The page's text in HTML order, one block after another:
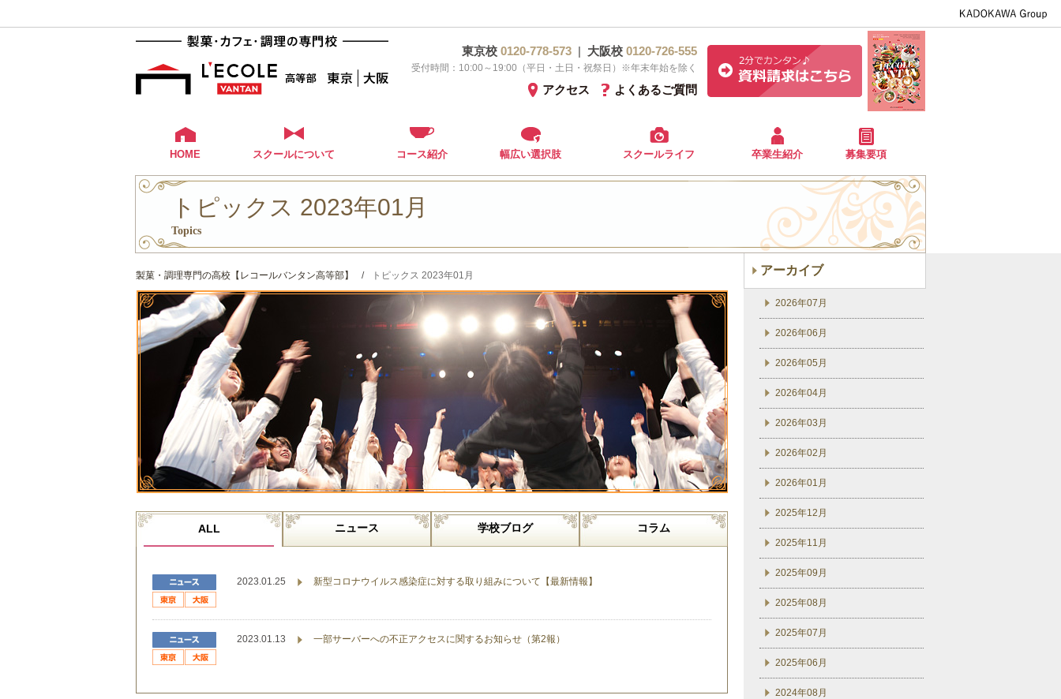
東京校 0120-778-573 | 大阪校 0120-726-555
受付時間：10:00～19:00（平日・土日・祝祭日）※年末年始を除く
よくあるご質問
アクセス
HOME スクールについて コース紹介 幅広い選択肢 スクールライフ 卒業生紹介 募集要項
トピックス 2023年01月
Topics
製菓・調理専門の高校【レコールバンタン高等部】 / トピックス 2023年01月
ALL ニュース 学校ブログ コラム
2023.01.25 新型コロナウイルス感染症に対する取り組みについて【最新情報】
2023.01.13 一部サーバーへの不正アクセスに関するお知らせ（第2報）
アーカイブ
2026年07月
2026年06月
2026年05月
2026年04月
2026年03月
2026年02月
2026年01月
2025年12月
2025年11月
2025年09月
2025年08月
2025年07月
2025年06月
2024年08月